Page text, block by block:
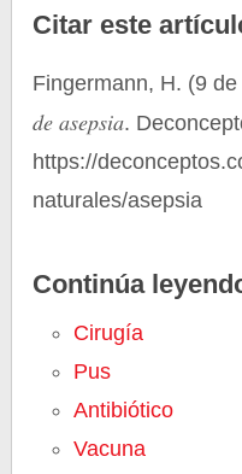
Citar este
Fingermann, H. (9
de asepsia.
https://
naturales/asepsia
Continúa
Cirugía
Pus
Antibiótico
Vacuna